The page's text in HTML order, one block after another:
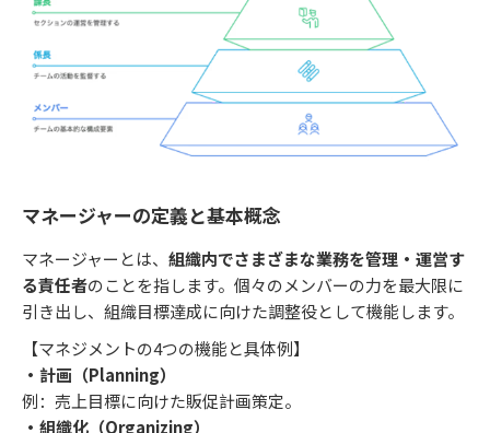
マネージャーの定義と基本概念
マネージャーとは、 組織内でさまざまな業務を管理・運営す
る責任者のことを指します。個々のメンバーの力を最大限に
引き出し、組織目標達成に向けた調整役として機能します。
【マネジメントの4つの機能と具体例】
・計画（Planning）
例：売上目標に向けた販促計画策定。
・組織化（Organizing）